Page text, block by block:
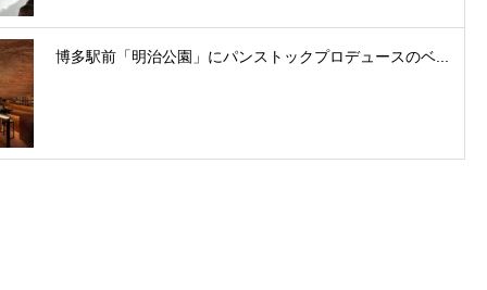
博多駅前「明治公園」にパンストックプロデュースのベ...